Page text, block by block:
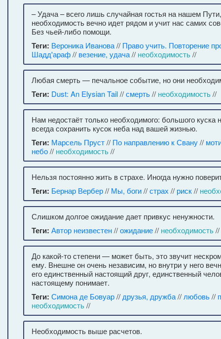
– Удача – всего лишь случайная гостья на нашем
необходимость вечно идет рядом и учит нас самих
Без чьей-либо помощи.
Теги: Вероника Иванова// Право учить. Повторение
Шадд'араф// везение, удача// необходимость//
Любая смерть — печальное событие, но они
Теги: Dust: An Elysian Tail//смерть// необходимость//
Нам недостаёт только необходимого: большого куска
всегда сохранить кусок неба над вашей жизнью.
Теги: Марсель Пруст// По направлению к Свану//
небо// необходимость//
Нельзя постоянно жить в страхе. Иногда нужно
Теги: Бернар Вербер// Мы, боги//страх // риск//
Слишком долгое ожидание дает привкус ненужности.
Теги: Автор неизвестен//ожидание// необходимость//
До какой-то степени — может быть, это звучит
ему. Внешне он очень независим, но внутри у него
его единственный настоящий друг, единственный
настоящему понимает.
Теги: Симона де Бовуар// друзья, дружба// любовь//
необходимость//
Необходимость выше расчетов.